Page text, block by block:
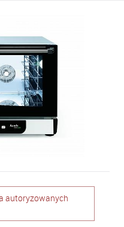
autoryzowanych